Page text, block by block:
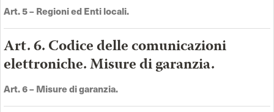
Art. 5 –Regioni ed Enti locali.
Art. 6. Codice delle comunicazioni
elettroniche. Misure di garanzia.
Art. 6 –Misure di garanzia.